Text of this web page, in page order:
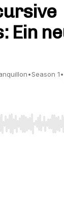
Ein
•Season 1•
End to jump to